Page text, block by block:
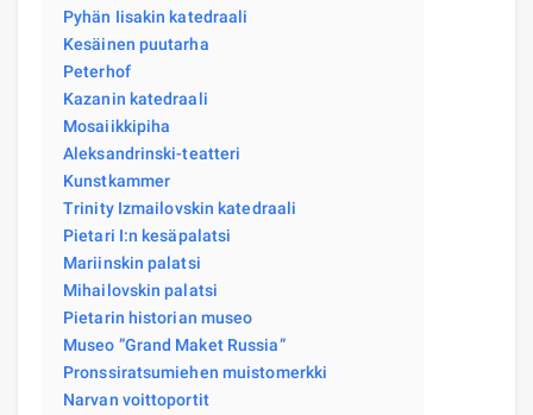
Pyhän Iisakin katedraali
Kesäinen puutarha
Peterhof
Kazanin katedraali
Mosaiikkipiha
Aleksandrinski-teatteri
Kunstkammer
Trinity Izmailovskin katedraali
Pietari I:n kesäpalatsi
Mariinskin palatsi
Mihailovskin palatsi
Pietarin historian museo
Museo ”Grand Maket Russia”
Pronssiratsumiehen muistomerkki
Narvan voittoportit